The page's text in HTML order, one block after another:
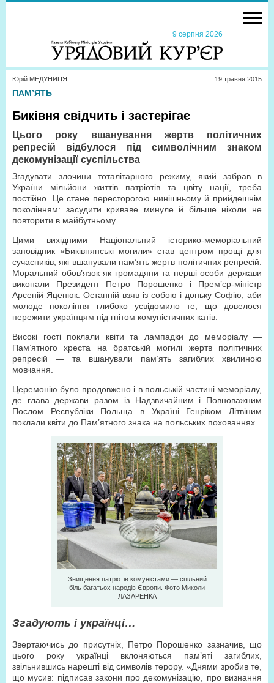
9 серпня 2026
Юрій МЕДУНИЦЯ 19 травня 2015
ПАМ’ЯТЬ
Биківня свідчить і застерігає
Цього року вшанування жертв політичних
репресій відбулося під символічним знаком
декомунізації суспільства
Згадувати злочини тоталітарного режиму, який забрав в
України мільйони життів патріотів та цвіту нації, треба
постійно. Це стане пересторогою нинішньому й прийдешнім
поколінням: засудити криваве минуле й більше ніколи не
повторити в майбутньому.
Цими вихідними Національний історико-меморіальний
заповідник «Биківнянські могили» став центром прощі для
сучасників, які вшанували пам’ять жертв політичних репресій.
Моральний обов’язок як громадяни та перші особи держави
виконали Президент Петро Порошенко і Прем’єр-міністр
Арсеній Яценюк. Останній взяв із собою і доньку Софію, аби
молоде покоління глибоко усвідомило те, що довелося
пережити українцям під гнітом комуністичних катів.
Високі гості поклали квіти та лампадки до меморіалу —
Пам’ятного хреста на братській могилі жертв політичних
репресій — та вшанували пам’ять загиблих хвилиною
мовчання.
Церемонію було продовжено і в польській частині меморіалу,
де глава держави разом із Надзвичайним і Повноважним
Послом Республіки Польща в Україні Генріком Літвіним
поклали квіти до Пам’ятного знака на польських похованнях.
Знищення патріотів комуністами — спільний
біль багатьох народів Європи. Фото Миколи
ЛАЗАРЕНКА
Згадують і українці…
Звертаючись до присутніх, Петро Порошенко зазначив, що
цього року українці вклоняються пам’яті загиблих,
звільнившись нарешті від символів терору. «Днями зробив те,
що мусив: підписав закони про декомунізацію, про визнання